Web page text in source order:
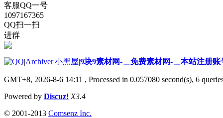
客服QQ一号
1097167365
QQ扫一扫
进群
|Archiver|小黑屋|9块9素材网-＿免费素材网-＿本站注册账
GMT+8, 2026-8-6 14:11 , Processed in 0.057080 second(s), 6
Powered by Discuz! X3.4
© 2001-2013 Comsenz Inc.